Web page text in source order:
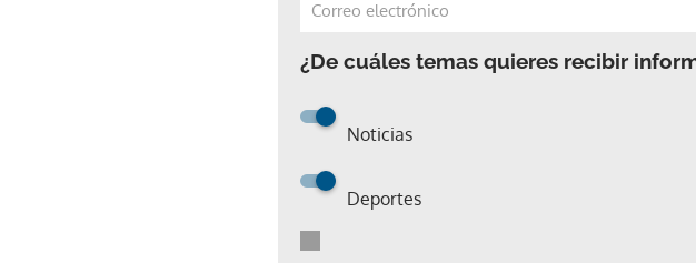
¿De cuáles temas quieres recibir
Noticias
Deportes